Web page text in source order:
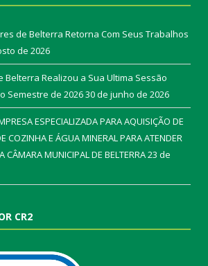
de Belterra Retorna Com Seus Trabalhos
de 2026
Belterra Realizou a Sua Ultima Sessão
Semestre de 202630 de junho de 2026
ESPECIALIZADA PARA AQUISIÇÃO DE
COZINHA E ÁGUA MINERAL PARA ATENDER
CÂMARA MUNICIPAL DE BELTERRA23 de
CR2